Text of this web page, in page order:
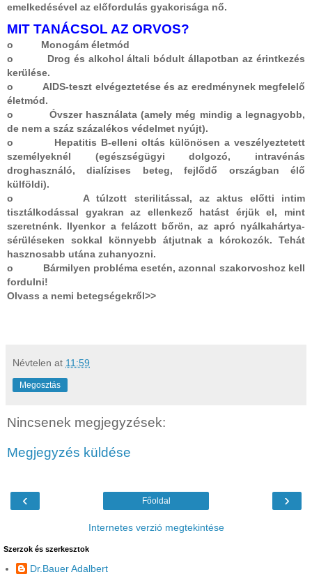
emelkedésével az előfordulás gyakorisága nő.
MIT TANÁCSOL AZ ORVOS?
o Monogám életmód
o Drog és alkohol általi bódult állapotban az érintkezés
kerülése.
o AIDS-teszt elvégeztetése és az eredménynek megfelelő
életmód.
o Óvszer használata (amely még mindig a legnagyobb,
de nem a száz százalékos védelmet nyújt).
o Hepatitis B-elleni oltás különösen a veszélyeztetett
személyeknél (egészségügyi dolgozó, intravénás
droghasználó, dialízises beteg, fejlődő országban élő
külföldi).
o A túlzott sterilitással, az aktus előtti intim
tisztálkodással gyakran az ellenkező hatást érjük el, mint
szeretnénk. Ilyenkor a felázott bőrön, az apró nyálkahártya-
sérüléseken sokkal könnyebb átjutnak a kórokozók. Tehát
hasznosabb utána zuhanyozni.
o Bármilyen probléma esetén, azonnal szakorvoshoz kell
fordulni!
Olvass a nemi betegségekről>>
Névtelen at 11:59
Megosztás
Nincsenek megjegyzések:
Megjegyzés küldése
‹ ›
Főoldal
Internetes verzió megtekintése
Szerzok és szerkesztok
Dr.Bauer Adalbert